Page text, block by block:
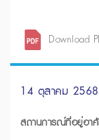
Download
14 ตุลาคม 2568
สถานการณ์ที่อยู่อา